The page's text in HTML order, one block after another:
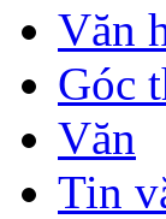
Văn
Góc
Văn
Tin